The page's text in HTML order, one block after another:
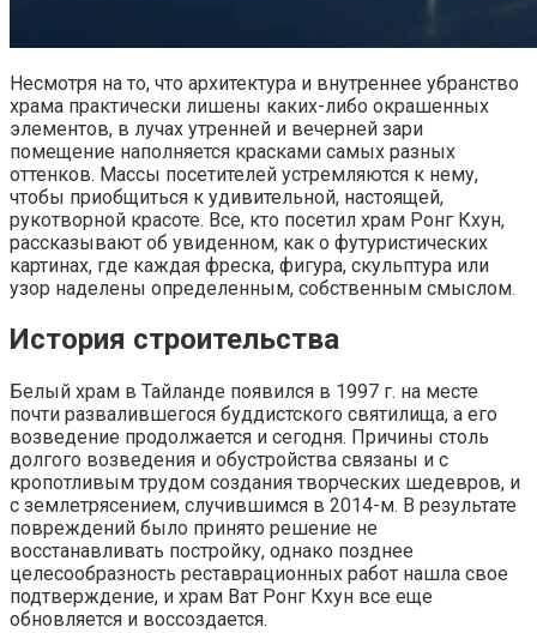
Несмотря на то, что архитектура и внутреннее убранство
храма практически лишены каких-либо окрашенных
элементов, в лучах утренней и вечерней зари
помещение наполняется красками самых разных
оттенков. Массы посетителей устремляются к нему,
чтобы приобщиться к удивительной, настоящей,
рукотворной красоте. Все, кто посетил храм Ронг Кхун,
рассказывают об увиденном, как о футуристических
картинах, где каждая фреска, фигура, скульптура или
узор наделены определенным, собственным смыслом.
История строительства
Белый храм в Тайланде появился в 1997 г. на месте
почти развалившегося буддистского святилища, а его
возведение продолжается и сегодня. Причины столь
долгого возведения и обустройства связаны и с
кропотливым трудом создания творческих шедевров, и
с землетрясением, случившимся в 2014-м. В результате
повреждений было принято решение не
восстанавливать постройку, однако позднее
целесообразность реставрационных работ нашла свое
подтверждение, и храм Ват Ронг Кхун все еще
обновляется и воссоздается.